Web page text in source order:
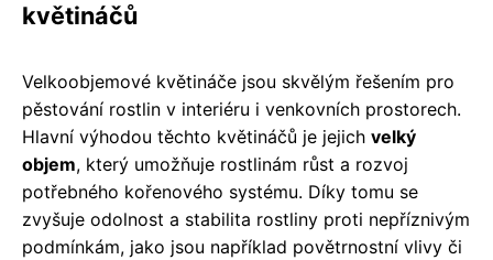
květináčů
Velkoobjemové květináče jsou skvělým řešením pro
pěstování rostlin v interiéru i venkovních prostorech.
Hlavní výhodou těchto květináčů je jejich velký
objem, který umožňuje rostlinám růst a rozvoj
potřebného kořenového systému. Díky tomu se
zvyšuje odolnost a stabilita rostliny proti nepříznivým
podmínkám, jako jsou například povětrnostní vlivy či